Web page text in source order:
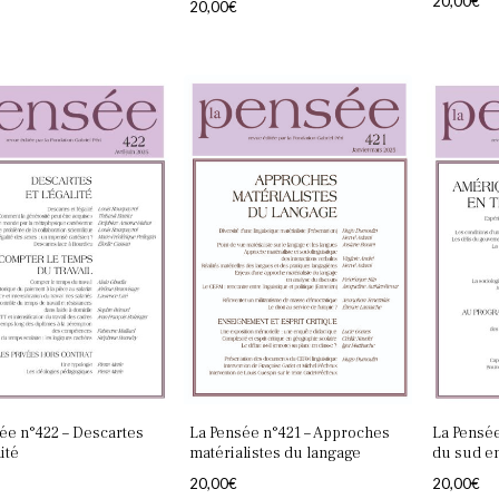
20,00€
n°422 – Descartes
La Pensée n°421 – Approches
matérialistes du langage
20,00€
La
du sud
20,00€